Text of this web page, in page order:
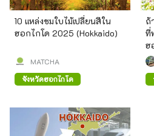
10 แหล่งชมใบไม้เปลี่ยนสีใน
ฮอกไกโด 2025 (Hokkaido)
MATCHA
จังหวัดฮอกไกโด
ถ้
ที่
ฮ
เ